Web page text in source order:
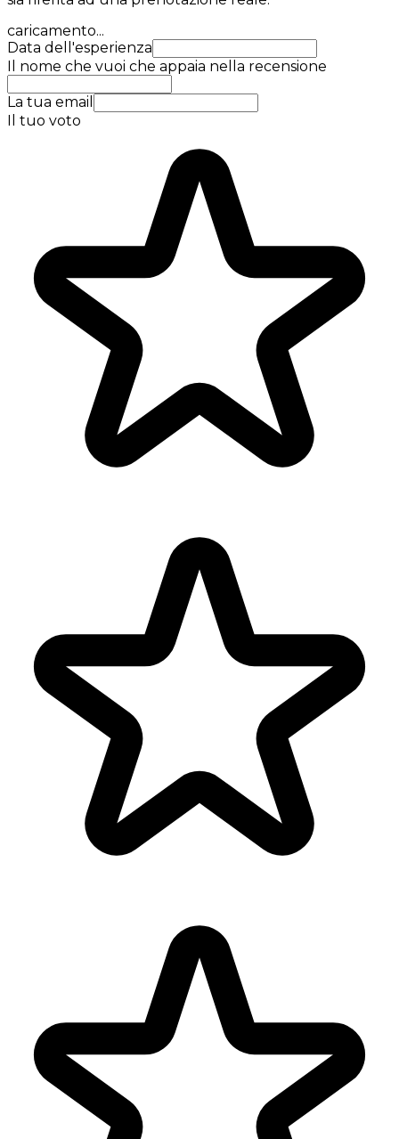
caricamento...
Data dell'esperienza
Il nome che vuoi che appaia nella recensione
La tua email
Il tuo voto